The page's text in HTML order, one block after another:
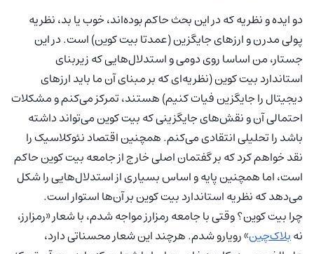
دو ایده و نظریه که در این بحث حاکم بوده‌اند، خوب یا بد، نظریه
پولی مدرن و ارزهای جایگزین (عمدتا بیت کوین) است. در این
جستار، من اساسا روی دومی و استدلال‌هایی که زیربنای
استاندارد بیت کوین (نظریه‌ای که بر مبنای آن ما باید ارزهای
دیجیتال را جایگزین فیات کنیم) هستند، تمرکز می‌کنم و مشکلات
احتمالی آن و نقش‌های جایگزینی که بیت کوین می‌تواند داشته
باشد را تحلیلی انتقادی می‌کنم. همچنین اقتصاد نئوکلاسیک را
نقد خواهم کرد که بر گفتمان اصلی خارج از جامعه بیت کوین حاکم
است، اما همچنین پایه و اساس بسیاری از استدلال‌هایی را شکل
می‌دهد که نظریه استاندارد بیت کوین بر آن‌ها استوار است.
چرا بیت کوین؟ وقتی با جامعه رمزارز مواجه شدم، با شعار «رمزارز،
نهبلاک‌چین» رویارو شدم. هرچند این شعار محسناتی دارد،